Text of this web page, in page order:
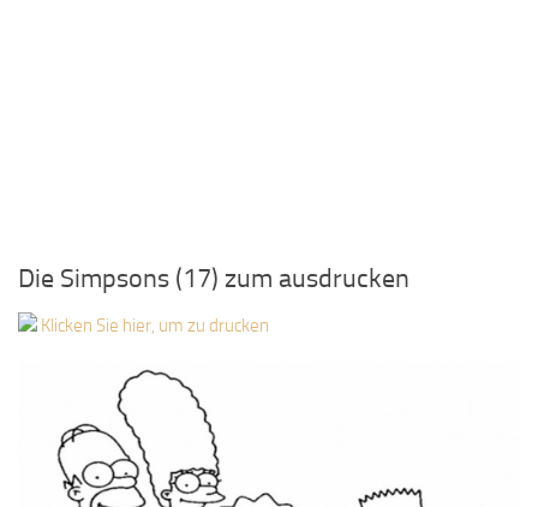
Die Simpsons (17) zum ausdrucken
Klicken Sie hier, um zu drucken